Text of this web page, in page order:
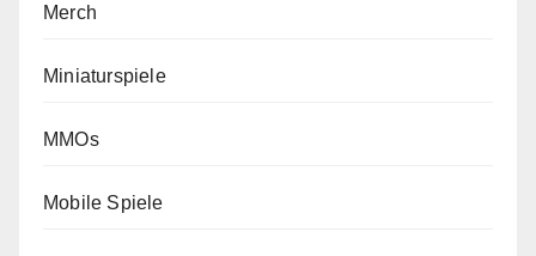
Merch
Miniaturspiele
MMOs
Mobile Spiele